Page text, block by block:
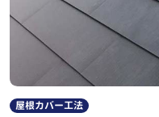
屋根カバー工法